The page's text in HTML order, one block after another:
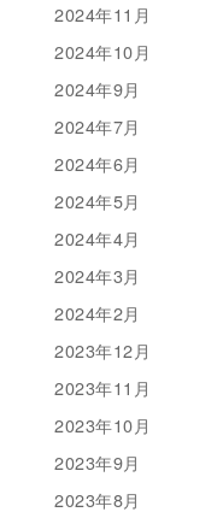
2024年11月
2024年10月
2024年9月
2024年7月
2024年6月
2024年5月
2024年4月
2024年3月
2024年2月
2023年12月
2023年11月
2023年10月
2023年9月
2023年8月